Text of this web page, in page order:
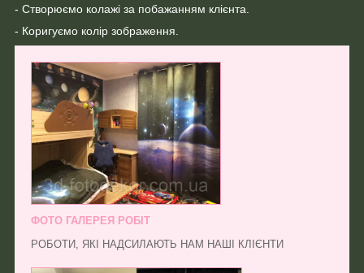
- Створюємо колажі за побажанням клієнта.
- Коригуємо колір зображення.
ФОТО ГАЛЕРЕЯ РОБІТ
РОБОТИ, ЯКІ НАДСИЛАЮТЬ НАМ НАШІ КЛІЄНТИ